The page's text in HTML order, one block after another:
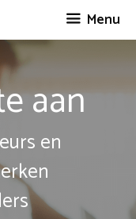
Menu
aan
en